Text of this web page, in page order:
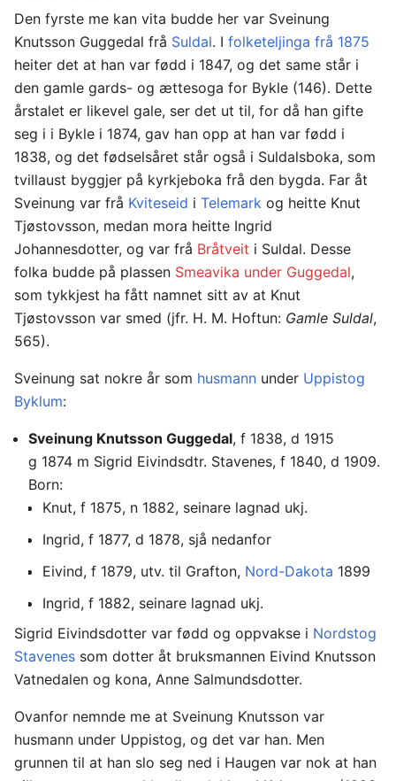
Den fyrste me kan vita budde her var Sveinung
Knutsson Guggedal frå Suldal. I folketeljinga frå 1875
heiter det at han var fødd i 1847, og det same står i
den gamle gards- og ættesoga for Bykle (146). Dette
årstalet er likevel gale, ser det ut til, for då han gifte
seg i i Bykle i 1874, gav han opp at han var fødd i
1838, og det fødselsåret står også i Suldalsboka, som
tvillaust byggjer på kyrkjeboka frå den bygda. Far åt
Sveinung var frå Kviteseid i Telemark og heitte Knut
Tjøstovsson, medan mora heitte Ingrid
Johannesdotter, og var frå Bråtveit i Suldal. Desse
folka budde på plassen Smeavika under Guggedal,
som tykkjest ha fått namnet sitt av at Knut
Tjøstovsson var smed (jfr. H. M. Hoftun: Gamle Suldal,
565).
Sveinung sat nokre år som husmann under Uppistog
Byklum:
Sveinung Knutsson Guggedal, f 1838, d 1915
g 1874 m Sigrid Eivindsdtr. Stavenes, f 1840, d 1909.
Born:
Knut, f 1875, n 1882, seinare lagnad ukj.
Ingrid, f 1877, d 1878, sjå nedanfor
Eivind, f 1879, utv. til Grafton, Nord-Dakota 1899
Ingrid, f 1882, seinare lagnad ukj.
Sigrid Eivindsdotter var fødd og oppvakse i Nordstog
Stavenes som dotter åt bruksmannen Eivind Knutsson
Vatnedalen og kona, Anne Salmundsdotter.
Ovanfor nemnde me at Sveinung Knutsson var
husmann under Uppistog, og det var han. Men
grunnen til at han slo seg ned i Haugen var nok at han